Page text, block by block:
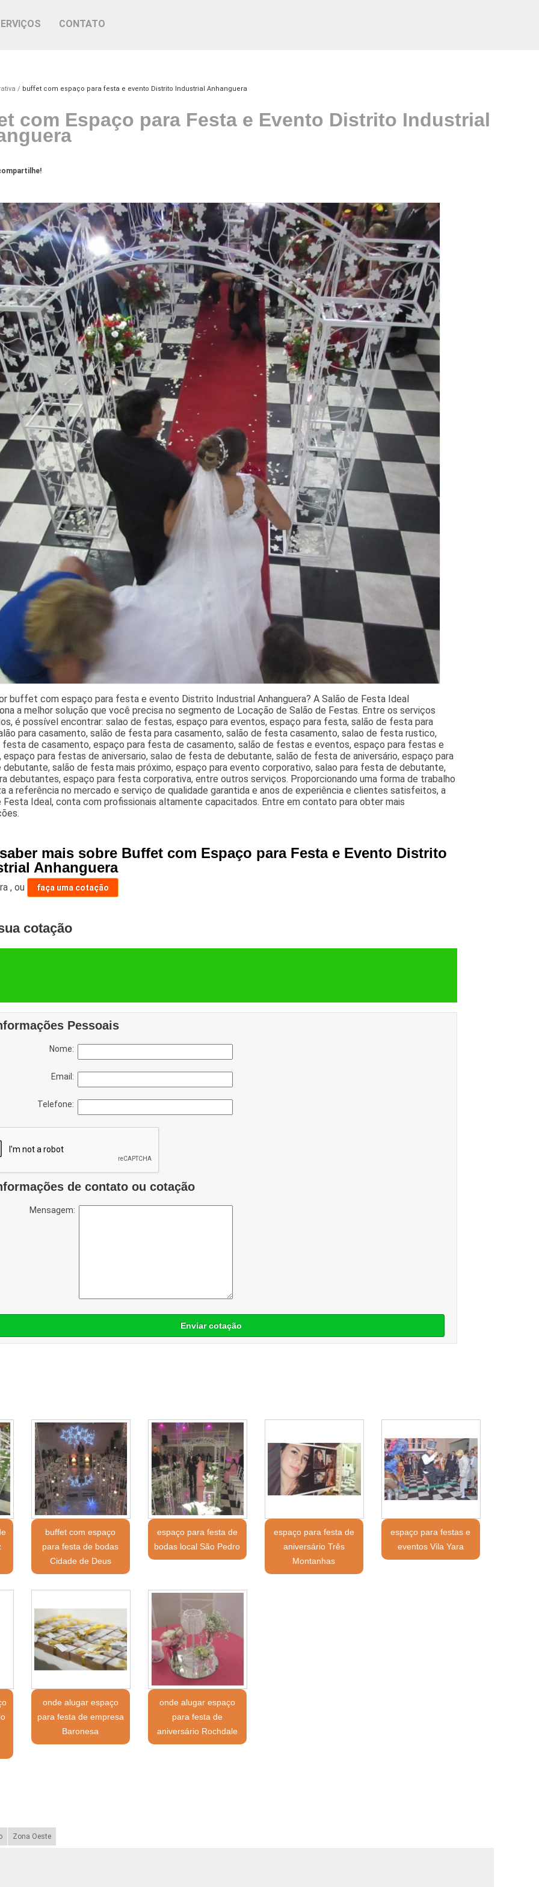
CONTATO
buffet com espaço para festa e evento Distrito Industrial Anhanguera
com Espaço para Festa e Evento Distrito Industrial
buffet com espaço para festa e evento Distrito Industrial Anhanguera? A Salão de Festa Ideal
a melhor solução que você precisa no segmento de Locação de Salão de Festas. Entre os serviços
é possível encontrar: salao de festas, espaço para eventos, espaço para festa, salão de festa para
para casamento, salão de festa para casamento, salão de festa casamento, salao de festa rustico,
festa de casamento, espaço para festa de casamento, salão de festas e eventos, espaço para festas e
espaço para festas de aniversario, salao de festa de debutante, salão de festa de aniversário, espaço para
salão de festa mais próximo, espaço para evento corporativo, salao para festa de debutante,
debutantes, espaço para festa corporativa, entre outros serviços. Proporcionando uma forma de trabalho
a referência no mercado e serviço de qualidade garantida e anos de experiência e clientes satisfeitos, a
Festa Ideal, conta com profissionais altamente capacitados. Entre em contato para obter mais
mais sobre Buffet com Espaço para Festa e Evento Distrito
Anhanguera
,ou faça uma cotação
cotação
Pessoais
Nome:
Email:
Telefone:
de contato ou cotação
Mensagem:
Enviar cotação
buffet com espaço
para festa de bodas
Cidade de Deus
espaço para festa de
bodas local São Pedro
espaço para festa de
aniversário Três
Montanhas
espaço para festas e
eventos Vila Yara
onde alugar espaço
para festa de empresa
Baronesa
onde alugar espaço
para festa de
aniversário Rochdale
Zona Oeste